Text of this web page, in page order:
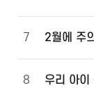
7
8